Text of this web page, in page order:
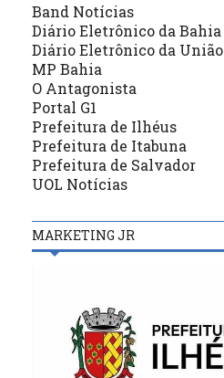
POLÍTICA
18/03/23
Em visita à fábrica da Dengo,
Mário Alexandre destaca
expansão da produção de
cacau no Sul da Bahia
Band Notícias
Diário Eletrônico da Bahia
Diário Eletrônico da União
MP Bahia
O Antagonista
Portal G1
Prefeitura de Ilhéus
Prefeitura de Itabuna
Prefeitura de Salvador
UOL Notícias
MARKETING JR